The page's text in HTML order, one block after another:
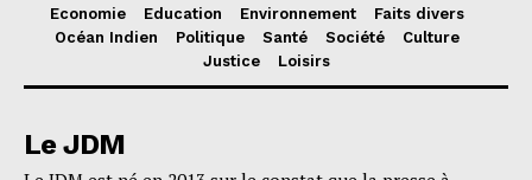
Economie Education Environnement
Faits divers
Océan Indien
Politique Santé Société
Culture
Justice
Loisirs
Le JDM